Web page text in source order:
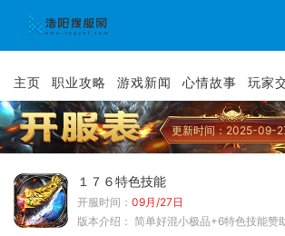
主页 职业攻略 游戏新闻 心情故事 玩家
更新时间：2025-09-
１７６特色技能
开服时间： 09月/27日
版本介绍： 简单好混小极品+6特色技能赞